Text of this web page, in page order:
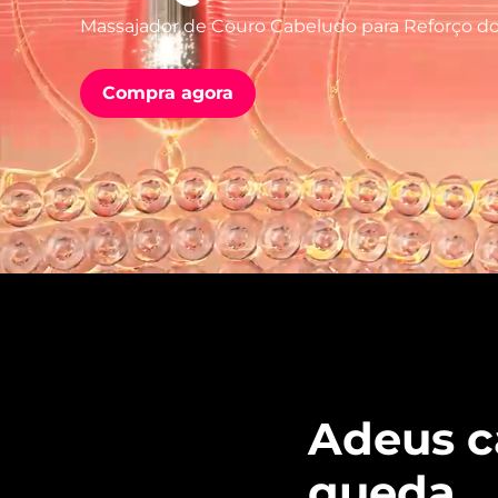
Massajador de Couro Cabeludo para Reforço
Compra agora
Adeus
issa™ Teeth Whitening Set
FAQ™ Dual LED Panel
POPULAR